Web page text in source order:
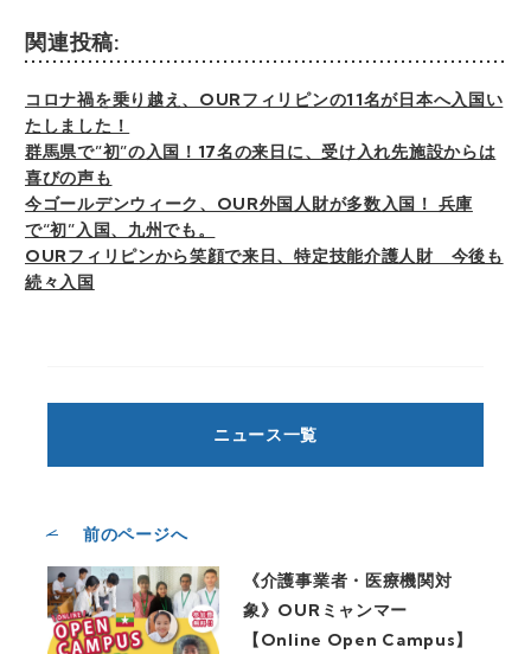
関連投稿:
コロナ禍を乗り越え、OURフィリピンの11名が日本へ入国い
たしました！
群馬県で”初”の入国！17名の来日に、受け入れ先施設からは
喜びの声も
今ゴールデンウィーク、OUR外国人財が多数入国！ 兵庫
で“初”入国、九州でも。
OURフィリピンから笑顔で来日、特定技能介護人財 今後も
続々入国
ニュース一覧
前のページへ
《介護事業者・医療機関対
象》OURミャンマー
【Online Open Campus】